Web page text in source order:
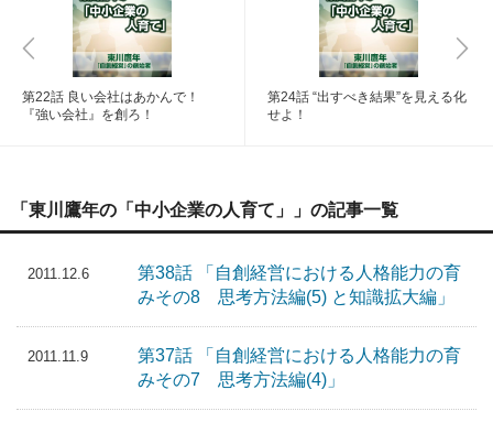
第22話 良い会社はあかんで！
『強い会社』を創ろ！
第24話 “出すべき結果”を見える化
せよ！
「東川鷹年の「中小企業の人育て」」の記事一覧
2011.12.6
第38話 「自創経営における人格能力の育
みその8 思考方法編(5) と知識拡大編」
2011.11.9
第37話 「自創経営における人格能力の育
みその7 思考方法編(4)」